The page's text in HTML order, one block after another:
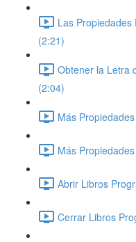
Las Propiedades
(2:21)
Obtener la Letra
(2:04)
Más
Más
Abrir Libros
Cerrar Libros